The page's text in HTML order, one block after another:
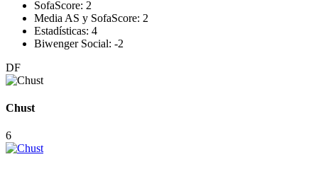
SofaScore: 2
Media AS y SofaScore: 2
Estadísticas: 4
Biwenger Social: -2
DF
Chust
6